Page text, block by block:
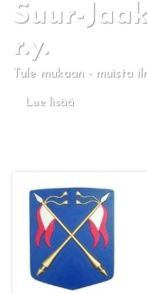
Suur-
r.y.
Tule mukaan - muista
Lue lisää